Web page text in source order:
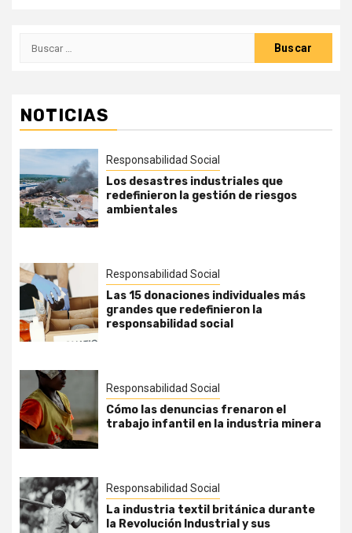
Buscar:
NOTICIAS
Responsabilidad Social
Los desastres industriales que
redefinieron la gestión de riesgos
ambientales
Responsabilidad Social
Las 15 donaciones individuales más
grandes que redefinieron la
responsabilidad social
Responsabilidad Social
Cómo las denuncias frenaron el
trabajo infantil en la industria minera
Responsabilidad Social
La industria textil británica durante
la Revolución Industrial y sus